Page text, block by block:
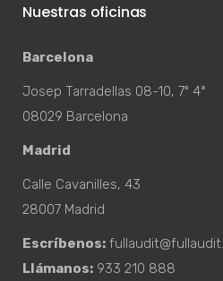
Nuestras oficinas
Barcelona
Josep Tarradellas 08-10, 7º 4ª
08029 Barcelona
Madrid
Calle Cavanilles, 43
28007 Madrid
Escríbenos:
Llámanos: 933 210 888